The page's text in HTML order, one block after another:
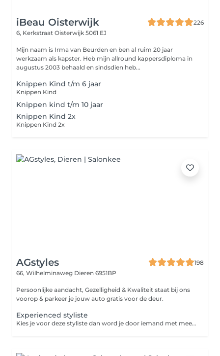
iBeau Oisterwijk
226
6, Kerkstraat Oisterwijk 5061 EJ
Mijn naam is Irma van Beurden en ben al ruim 20 jaar
werkzaam als kapster. Heb mijn allround kappersdiploma in
augustus 2003 behaald en sindsdien heb...
Knippen Kind t/m 6 jaar
Knippen Kind
Knippen kind t/m 10 jaar
Knippen Kind 2x
Knippen Kind 2x
AGstyles
198
66, Wilhelminaweg Dieren 6951BP
Persoonlijke aandacht, Gezelligheid & Kwaliteit staat bij ons
voorop & parkeer je jouw auto gratis voor de deur.
Experienced styliste
Kies je voor deze styliste dan word je door iemand met meer dan 10jaar ervaring geholpen.